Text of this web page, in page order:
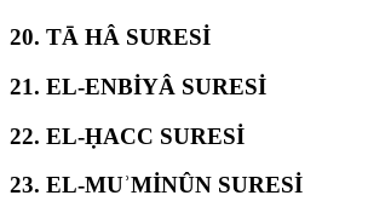
20. TĀ HÂ SURESİ
21. EL-ENBİYÂ SURESİ
22. EL-ḤACC SURESİ
23. EL-MUʾMİNÛN SURESİ